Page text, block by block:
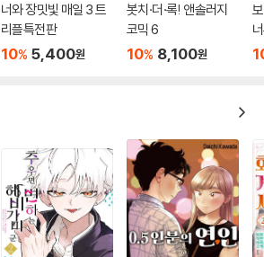
너와 장밋빛 매일 3 트
리플특전판
10% 5,400원
봇치·더·록! 앤솔러지
코믹 6
10% 8,100원